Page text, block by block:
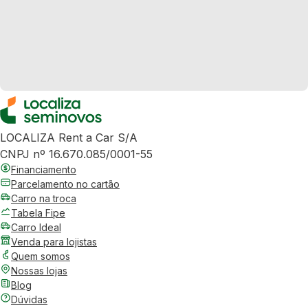
LOCALIZA Rent a Car S/A
CNPJ nº 16.670.085/0001-55
Financiamento
Parcelamento no cartão
Carro na troca
Tabela Fipe
Carro Ideal
Venda para lojistas
Quem somos
Nossas lojas
Blog
Dúvidas